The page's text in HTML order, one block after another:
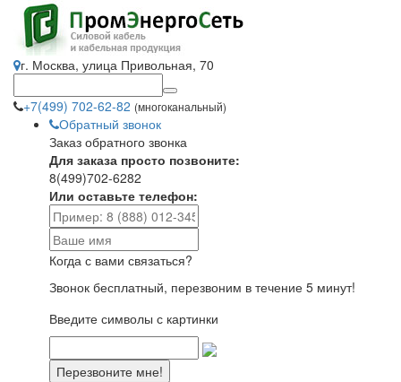
г. Москва, улица Привольная, 70
+7(499) 702-62-82 (многоканальный)
Обратный звонок
Заказ обратного звонка
Для заказа просто позвоните:
8(499)702-6282
Или оставьте телефон:
Когда с вами связаться?
Звонок бесплатный, перезвоним в течение 5 минут!
Введите символы с картинки